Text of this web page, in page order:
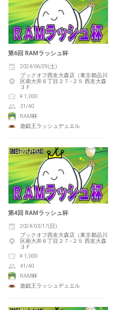
第6回 RAMラッシュ杯
2024/06/29(土)
ブックオフ西友大森店（東京都品川
区南大井６丁目２７−２５ 西友大森
３Ｆ
¥ 1,000
31/40
RAM杯
遊戯王ラッシュデュエル
第4回 RAMラッシュ杯
2024/03/17(日)
ブックオフ西友大森店（東京都品川
区南大井６丁目２７−２５ 西友大森
３Ｆ
¥ 1,000
41/40
RAM杯
遊戯王ラッシュデュエル